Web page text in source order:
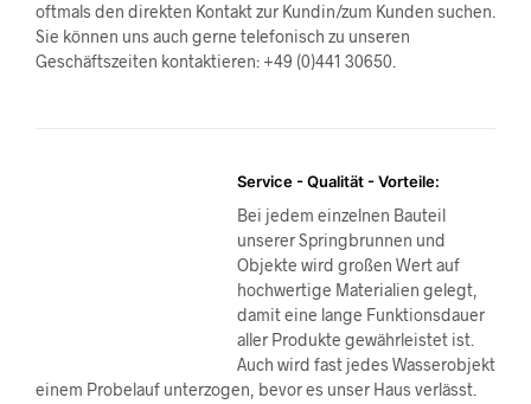
oftmals den direkten Kontakt zur Kundin/zum Kunden suchen.
Sie können uns auch gerne telefonisch zu unseren
Geschäftszeiten kontaktieren: +49 (0)441 30650.
Service - Qualität - Vorteile:
Bei jedem einzelnen Bauteil
unserer Springbrunnen und
Objekte wird großen Wert auf
hochwertige Materialien gelegt,
damit eine lange Funktionsdauer
aller Produkte gewährleistet ist.
Auch wird fast jedes Wasserobjekt
einem Probelauf unterzogen, bevor es unser Haus verlässt.